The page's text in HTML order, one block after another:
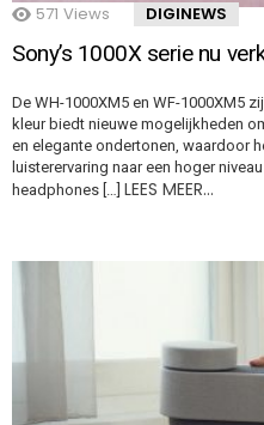
571 Views DIGINEWS
Sony’s 1000X serie nu
De WH-1000XM5 en WF-1000XM5
kleur biedt nieuwe mogelijkheden
en elegante ondertonen, waardoor
luisterervaring naar een hoger
headphones […] LEES MEER…